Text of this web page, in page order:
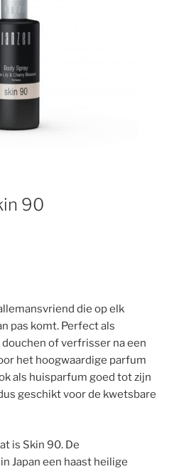
90
die op elk
pas komt. Perfect als
of verfrisser na een
het hoogwaardige parfum
als huisparfum goed tot zijn
geschikt voor de kwetsbare
is Skin 90. De
Japan een haast heilige